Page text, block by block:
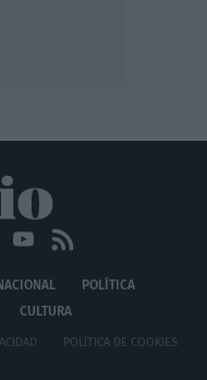
POLÍTICA
CULTURA
POLÍTICA DE COOKIES